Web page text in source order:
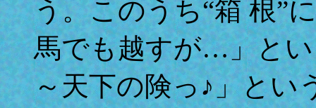
う。このうち“箱 根”
馬でも越すが…」と
～天下の険っ♪」とい